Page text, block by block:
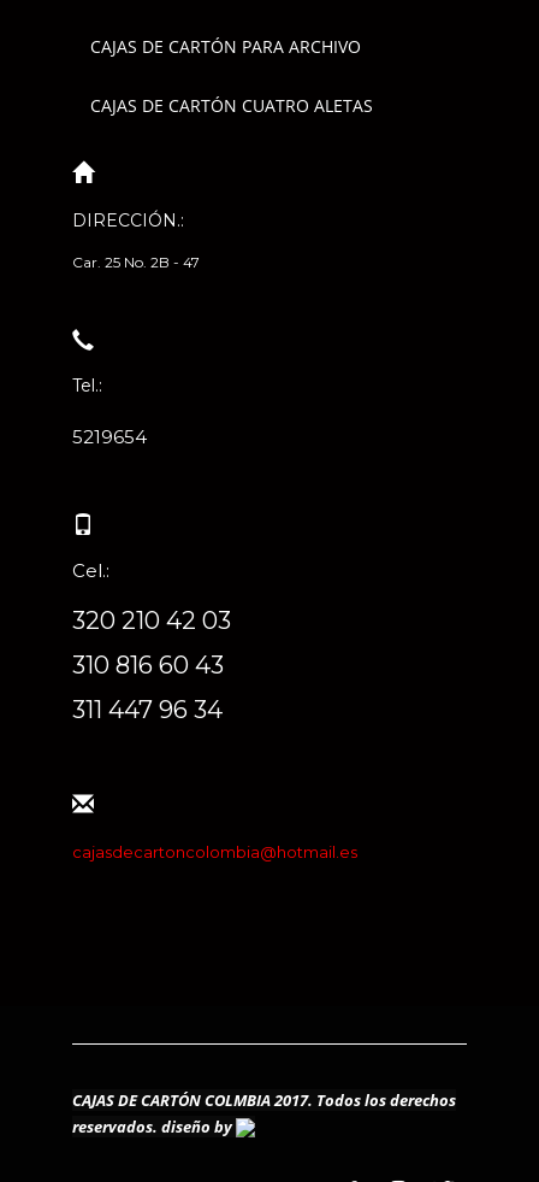
CAJAS DE CARTÓN PARA ARCHIVO
CAJAS DE CARTÓN CUATRO ALETAS
DIRECCIÓN.:
Car. 25 No. 2B - 47
Tel.:
5219654
Cel.:
320 210 42 03
310 816 60 43
311 447 96 34
cajasdecartoncolombia@hotmail.es
CAJAS DE CARTÓN COLMBIA 2017. Todos los derechos
reservados. diseño by